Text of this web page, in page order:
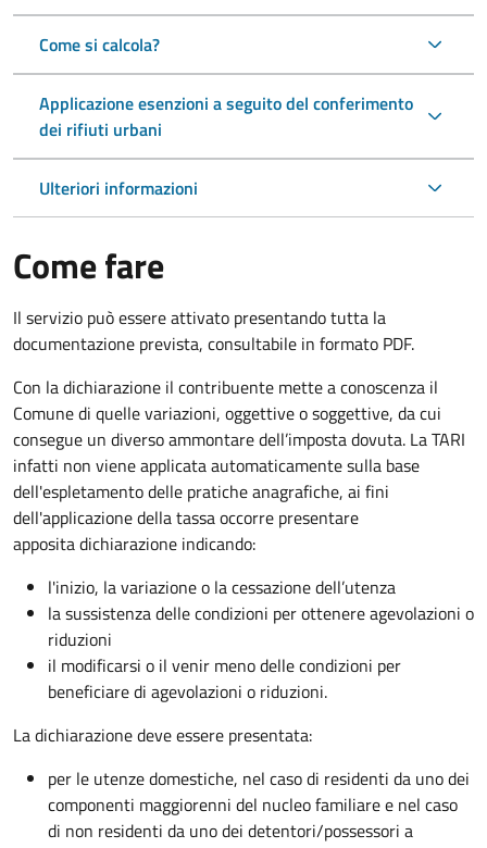
Come si calcola?
Applicazione esenzioni a seguito del conferimento
dei rifiuti urbani
Ulteriori informazioni
Come fare
Il servizio può essere attivato presentando tutta la
documentazione prevista, consultabile in formato PDF.
Con la dichiarazione il contribuente mette a conoscenza il
Comune di quelle variazioni, oggettive o soggettive, da cui
consegue un diverso ammontare dell’imposta dovuta. La TARI
infatti non viene applicata automaticamente sulla base
dell'espletamento delle pratiche anagrafiche, ai fini
dell'applicazione della tassa occorre presentare
apposita dichiarazione indicando:
l'inizio, la variazione o la cessazione dell’utenza
la sussistenza delle condizioni per ottenere agevolazioni o
riduzioni
il modificarsi o il venir meno delle condizioni per
beneficiare di agevolazioni o riduzioni.
La dichiarazione deve essere presentata:
per le utenze domestiche, nel caso di residenti da uno dei
componenti maggiorenni del nucleo familiare e nel caso
di non residenti da uno dei detentori/possessori a